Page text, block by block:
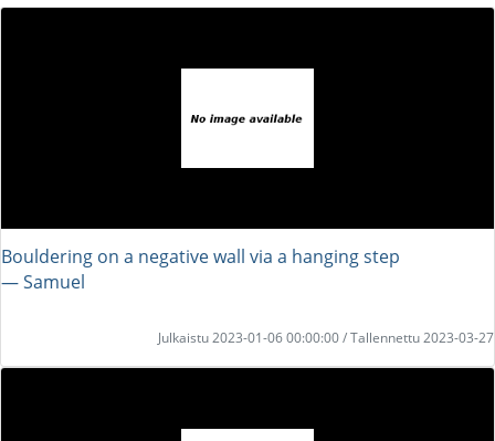
Bouldering on a negative wall via a hanging step
― Samuel
Julkaistu 2023-01-06 00:00:00 / Tallennettu 2023-03-27